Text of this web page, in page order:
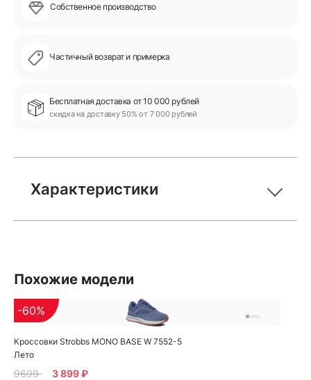
Собственное производство
Частичный возврат и примерка
Бесплатная доставка от 10 000 рублей
скидка на доставку 50% от 7 000 рублей
Характеристики
Похожие модели
Кроссовки Strobbs MONO BASE W 7552-5
Лето
-60%
9699 3 899 ₽